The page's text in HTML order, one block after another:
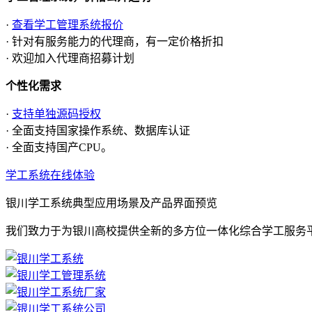
· 查看学工管理系统报价
· 针对有服务能力的代理商，有一定价格折扣
· 欢迎加入代理商招募计划
个性化需求
· 支持单独源码授权
· 全面支持国家操作系统、数据库认证
· 全面支持国产CPU。
学工系统在线体验
银川学工系统典型应用场景及产品界面预览
我们致力于为银川高校提供全新的多方位一体化综合学工服务